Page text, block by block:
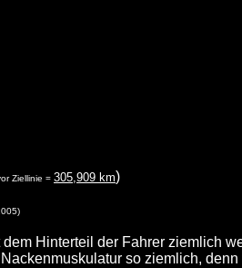
Ziellinie = 305,909 km)
Hinterteil der Fahrer ziemlich
so ziemlich,